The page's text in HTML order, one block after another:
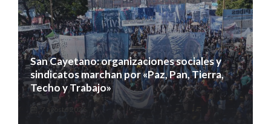
San Cayetano: organizaciones sociales y
sindicatos marchan por «Paz, Pan, Tierra,
Techo y Trabajo»
7 agosto 2026